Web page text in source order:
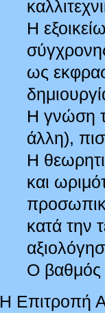
Η
ως
Η γνώση
άλλη),
Η
και
κατά την
Ο βαθμός
Η Επιτροπή